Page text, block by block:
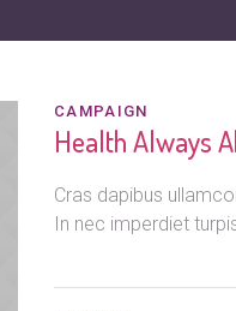
CAMPAIGN
Health Always
Cras dapibus
In nec imperdiet